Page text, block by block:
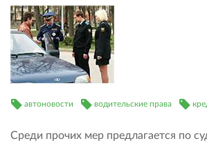
автоновости водительские права
Среди прочих мер предлагается по